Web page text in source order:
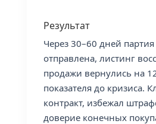
Результат
Через 30–60 дней
отправлена, листинг
продажи вернулись на
показателя до кризиса.
контракт, избежал
доверие конечных